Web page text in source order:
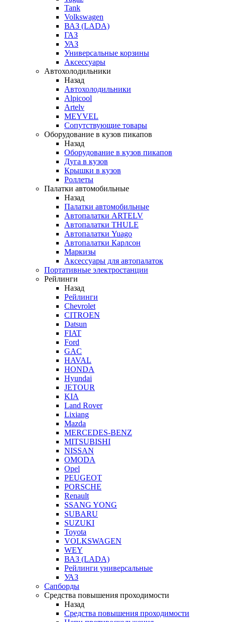
Tank
Volkswagen
ВАЗ (LADA)
ГАЗ
УАЗ
Универсальные корзины
Аксессуары
Автохолодильники
Назад
Автохолодильники
Alpicool
Artelv
MEYVEL
Сопутствующие товары
Оборудование в кузов пикапов
Назад
Оборудование в кузов пикапов
Дуга в кузов
Крышки в кузов
Роллеты
Палатки автомобильные
Назад
Палатки автомобильные
Автопалатки ARTELV
Автопалатки THULE
Автопалатки Yuago
Автопалатки Карлсон
Маркизы
Аксессуары для автопалаток
Портативные электростанции
Рейлинги
Назад
Рейлинги
Chevrolet
CITROEN
Datsun
FIAT
Ford
GAC
HAVAL
HONDA
Hyundai
JETOUR
KIA
Land Rover
Lixiang
Mazda
MERCEDES-BENZ
MITSUBISHI
NISSAN
OMODA
Opel
PEUGEOT
PORSCHE
Renault
SSANG YONG
SUBARU
SUZUKI
Toyota
VOLKSWAGEN
WEY
ВАЗ (LADA)
Рейлинги универсальные
УАЗ
Сапборды
Средства повышения проходимости
Назад
Средства повышения проходимости